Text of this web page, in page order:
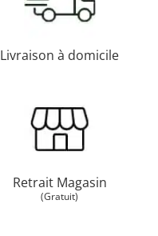
Livraison à domicile
Retrait Magasin
(Gratuit)